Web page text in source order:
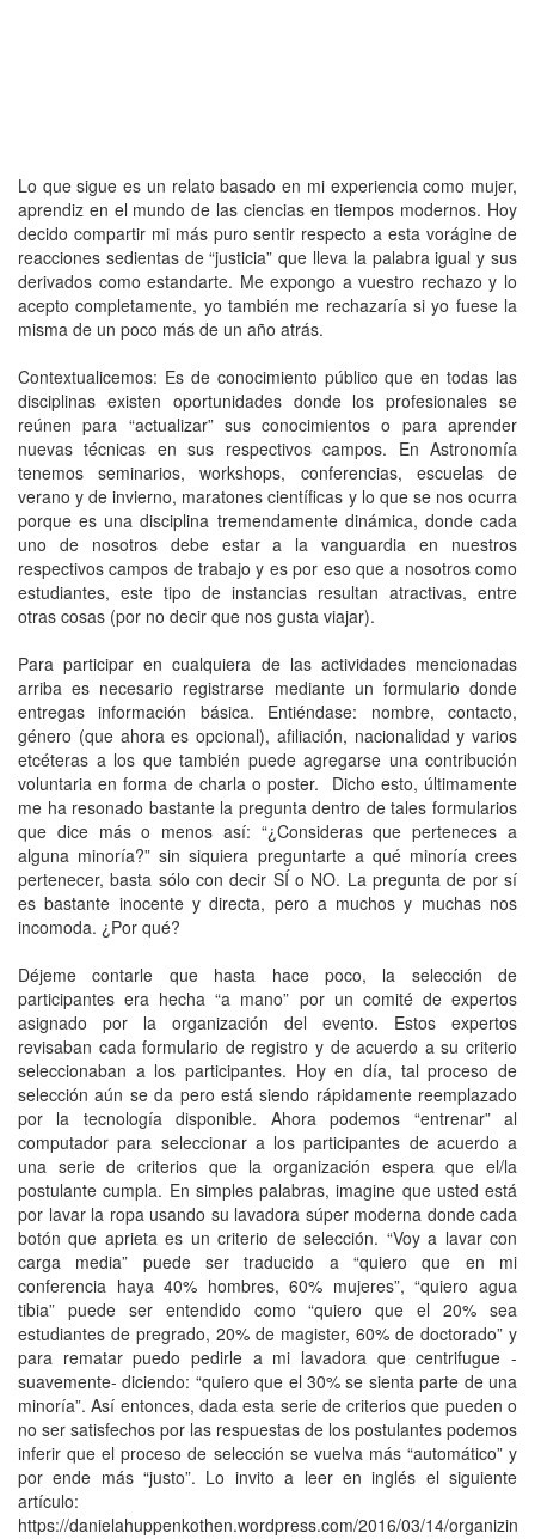
Lo que sigue es un relato basado en mi experiencia como mujer,
aprendiz en el mundo de las ciencias en tiempos modernos. Hoy
decido compartir mi más puro sentir respecto a esta vorágine de
reacciones sedientas de “justicia” que lleva la palabra igual y sus
derivados como estandarte. Me expongo a vuestro rechazo y lo
acepto completamente, yo también me rechazaría si yo fuese la
misma de un poco más de un año atrás.
Contextualicemos: Es de conocimiento público que en todas las
disciplinas existen oportunidades donde los profesionales se
reúnen para “actualizar” sus conocimientos o para aprender
nuevas técnicas en sus respectivos campos. En Astronomía
tenemos seminarios, workshops, conferencias, escuelas de
verano y de invierno, maratones científicas y lo que se nos ocurra
porque es una disciplina tremendamente dinámica, donde cada
uno de nosotros debe estar a la vanguardia en nuestros
respectivos campos de trabajo y es por eso que a nosotros como
estudiantes, este tipo de instancias resultan atractivas, entre
otras cosas (por no decir que nos gusta viajar).
Para participar en cualquiera de las actividades mencionadas
arriba es necesario registrarse mediante un formulario donde
entregas información básica. Entiéndase: nombre, contacto,
género (que ahora es opcional), afiliación, nacionalidad y varios
etcéteras a los que también puede agregarse una contribución
voluntaria en forma de charla o poster. Dicho esto, últimamente
me ha resonado bastante la pregunta dentro de tales formularios
que dice más o menos así: “¿Consideras que perteneces a
alguna minoría?” sin siquiera preguntarte a qué minoría crees
pertenecer, basta sólo con decir SÍ o NO. La pregunta de por sí
es bastante inocente y directa, pero a muchos y muchas nos
incomoda. ¿Por qué?
Déjeme contarle que hasta hace poco, la selección de
participantes era hecha “a mano” por un comité de expertos
asignado por la organización del evento. Estos expertos
revisaban cada formulario de registro y de acuerdo a su criterio
seleccionaban a los participantes. Hoy en día, tal proceso de
selección aún se da pero está siendo rápidamente reemplazado
por la tecnología disponible. Ahora podemos “entrenar” al
computador para seleccionar a los participantes de acuerdo a
una serie de criterios que la organización espera que el/la
postulante cumpla. En simples palabras, imagine que usted está
por lavar la ropa usando su lavadora súper moderna donde cada
botón que aprieta es un criterio de selección. “Voy a lavar con
carga media” puede ser traducido a “quiero que en mi
conferencia haya 40% hombres, 60% mujeres”, “quiero agua
tibia” puede ser entendido como “quiero que el 20% sea
estudiantes de pregrado, 20% de magister, 60% de doctorado” y
para rematar puedo pedirle a mi lavadora que centrifugue -
suavemente- diciendo: “quiero que el 30% se sienta parte de una
minoría”. Así entonces, dada esta serie de criterios que pueden o
no ser satisfechos por las respuestas de los postulantes podemos
inferir que el proceso de selección se vuelva más “automático” y
por ende más “justo”. Lo invito a leer en inglés el siguiente
artículo:
https://danielahuppenkothen.wordpress.com/2016/03/14/organizing-